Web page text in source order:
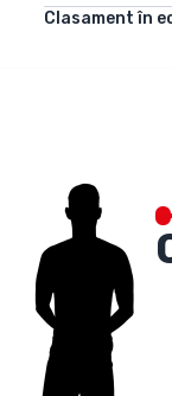
Clasament în